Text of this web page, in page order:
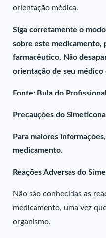
orientação médica.
Siga corretamente o
sobre este medicamento,
farmacêutico. Não
orientação de seu
Fonte: Bula do
Precauções do
Para maiores
medicamento.
Reações Adversas do
Não são conhecidas as
medicamento, uma vez
organismo.